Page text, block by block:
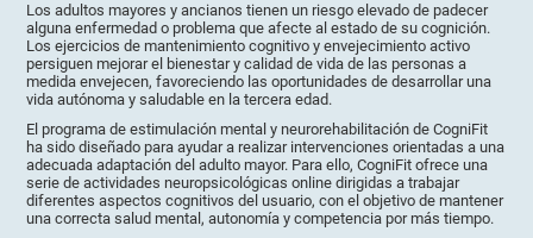
Los adultos mayores y ancianos tienen un riesgo elevado de padecer
alguna enfermedad o problema que afecte al estado de su cognición.
Los ejercicios de mantenimiento cognitivo y envejecimiento activo
persiguen mejorar el bienestar y calidad de vida de las personas a
medida envejecen, favoreciendo las oportunidades de desarrollar una
vida autónoma y saludable en la tercera edad.
El programa de estimulación mental y neurorehabilitación de CogniFit
ha sido diseñado para ayudar a realizar intervenciones orientadas a una
adecuada adaptación del adulto mayor. Para ello, CogniFit ofrece una
serie de actividades neuropsicológicas online dirigidas a trabajar
diferentes aspectos cognitivos del usuario, con el objetivo de mantener
una correcta salud mental, autonomía y competencia por más tiempo.